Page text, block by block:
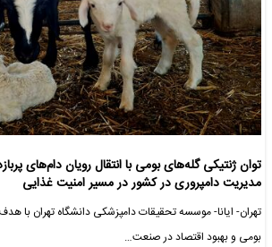
توان ژنتیکی گله‌های بومی با انتقال رویان دام‌های
مدیریت دامپروری در کشور در مسیر امنیت غذایی
تهران- ایانا- موسسه تحقیقات دامپزشکی دانشگاه تهران با
بومی و بهبود اقتصاد در صنعت…